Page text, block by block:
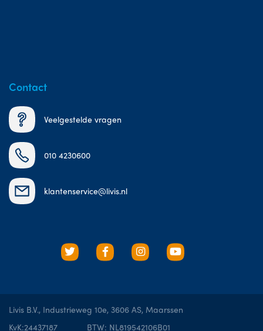
Contact
Veelgestelde vragen
010 4230600
klantenservice@livis.nl
Livis B.V., Industrieweg 10e, 3606 AS, Maarssen
KvK:24437187
BTW: NL819542106B01